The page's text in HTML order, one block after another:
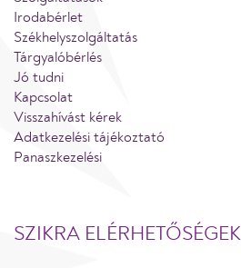
Irodabérlet
Székhelyszolgáltatás
Tárgyalóbérlés
Jó tudni
Kapcsolat
Visszahívást kérek
Adatkezelési tájékoztató
Panaszkezelési
SZIKRA ELÉRHETŐSÉGEK